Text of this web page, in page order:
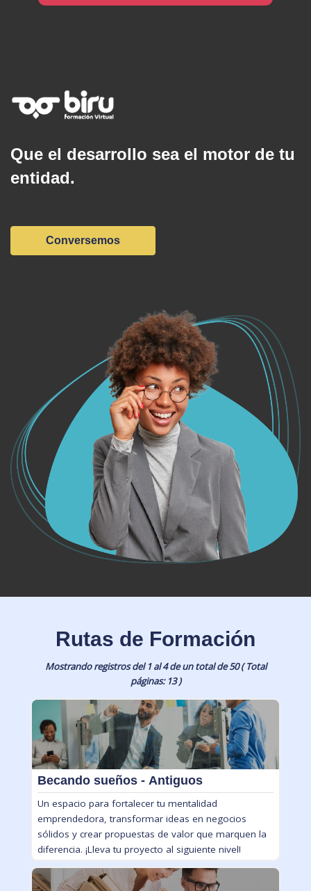
Salta [Cocoon] About (Text with Image)
Que el desarrollo sea el motor de tu
entidad.
Conversemos
Rutas de Formación
Mostrando registros del 1 al 4 de un total de 50 ( Total
páginas: 13 )
Becando sueños - Antiguos
Un espacio para fortalecer tu mentalidad
emprendedora, transformar ideas en negocios
sólidos y crear propuestas de valor que marquen la
diferencia. ¡Lleva tu proyecto al siguiente nivel!